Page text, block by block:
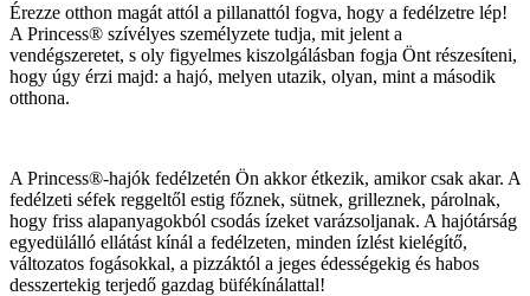
Érezze otthon magát attól a pillanattól fogva, hogy a fedélzetre lép!
A Princess® szívélyes személyzete tudja, mit jelent a
vendégszeretet, s oly figyelmes kiszolgálásban fogja Önt részesíteni,
hogy úgy érzi majd: a hajó, melyen utazik, olyan, mint a második
otthona.
A Princess®-hajók fedélzetén Ön akkor étkezik, amikor csak akar. A
fedélzeti séfek reggeltől estig főznek, sütnek, grilleznek, párolnak,
hogy friss alapanyagokból csodás ízeket varázsoljanak. A hajótárság
egyedülálló ellátást kínál a fedélzeten, minden ízlést kielégítő,
változatos fogásokkal, a pizzáktól a jeges édességekig és habos
desszertekig terjedő gazdag büfékínálattal!